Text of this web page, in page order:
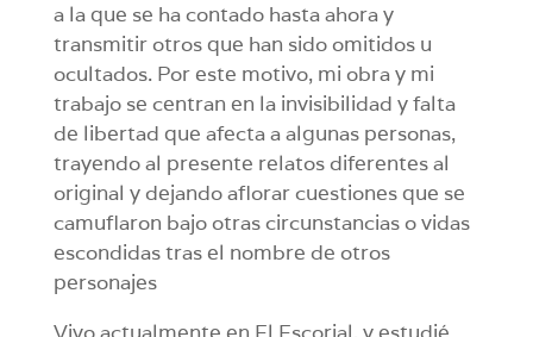
a la que se ha contado hasta ahora y
transmitir otros que han sido omitidos u
ocultados. Por este motivo, mi obra y mi
trabajo se centran en la invisibilidad y falta
de libertad que afecta a algunas personas,
trayendo al presente relatos diferentes al
original y dejando aflorar cuestiones que se
camuflaron bajo otras circunstancias o vidas
escondidas tras el nombre de otros
personajes